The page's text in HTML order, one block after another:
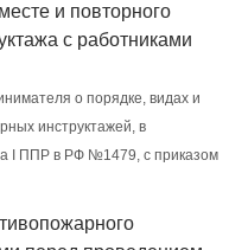
и повторного
с работниками
о порядке, видах и
инструктажей, в
I ППР в РФ №1479, с приказом